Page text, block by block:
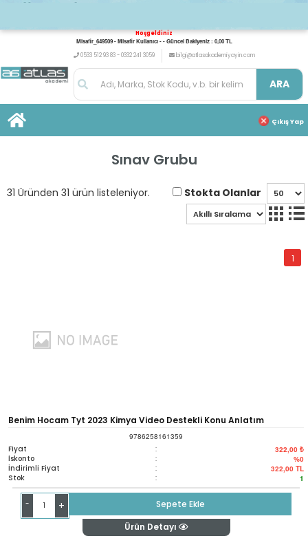
Hoşgeldiniz
Misafir_649509 - Misafir Kullanıcı - - Güncel Bakiyeniz : 0,00 TL
0533 512 93 83 - 0332 241 3059
bilgi@atlasakademiyayin.com
ARA
Çıkış Yap
Sınav Grubu
31 Üründen 31 ürün listeleniyor. Stokta Olanlar
1
Benim Hocam Tyt 2023 Kimya Video Destekli Konu Anlatım
9786258161359
Fiyat : 322,00 ₺
İskonto : %0
İndirimli Fiyat : 322,00 TL
Stok : 1
- +
Sepete Ekle
Ürün Detayı